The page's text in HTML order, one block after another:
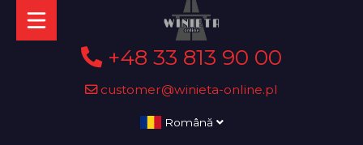
+48 33 813 90 00
customer@winieta-online.pl
Română